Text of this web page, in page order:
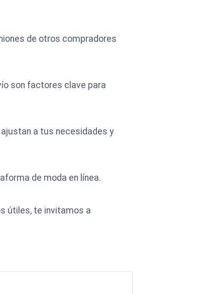
de otros compradores
son factores clave para
a tus necesidades y
de moda en línea.
útiles, te invitamos a